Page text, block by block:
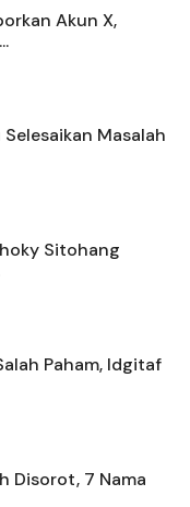
Akun X,
Masalah
Sitohang
Paham, Idgitaf
Disorot, 7 Nama